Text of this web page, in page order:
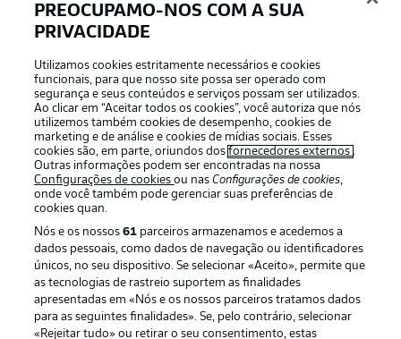
APLICATIVO DA BUNDESLIGA
Oferecido por
PREOCUPAMO-NOS COM A SUA
PRIVACIDADE
Utilizamos cookies estritamente necessários e cookies
funcionais, para que nosso site possa ser operado com
segurança e seus conteúdos e serviços possam ser utilizados.
Ao clicar em “Aceitar todos os cookies”, você autoriza que nós
utilizemos também cookies de desempenho, cookies de
marketing e de análise e cookies de mídias sociais. Esses
cookies são, em parte, oriundos dosfornecedores externos .
Outras informações podem ser encontradas na nossa
Configurações de cookiesou nasConfigurações de cookies,
onde você também pode gerenciar suas preferências de
cookies quan.
Nós e os nossos61 parceiros armazenamos e acedemos a
dados pessoais, como dados de navegação ou identificadores
únicos, no seu dispositivo. Se selecionar «Aceito», permite que
as tecnologias de rastreio suportem as finalidades
apresentadas em «Nós e os nossos parceiros tratamos dados
para as seguintes finalidades». Se, pelo contrário, selecionar
«Rejeitar tudo» ou retirar o seu consentimento, estas